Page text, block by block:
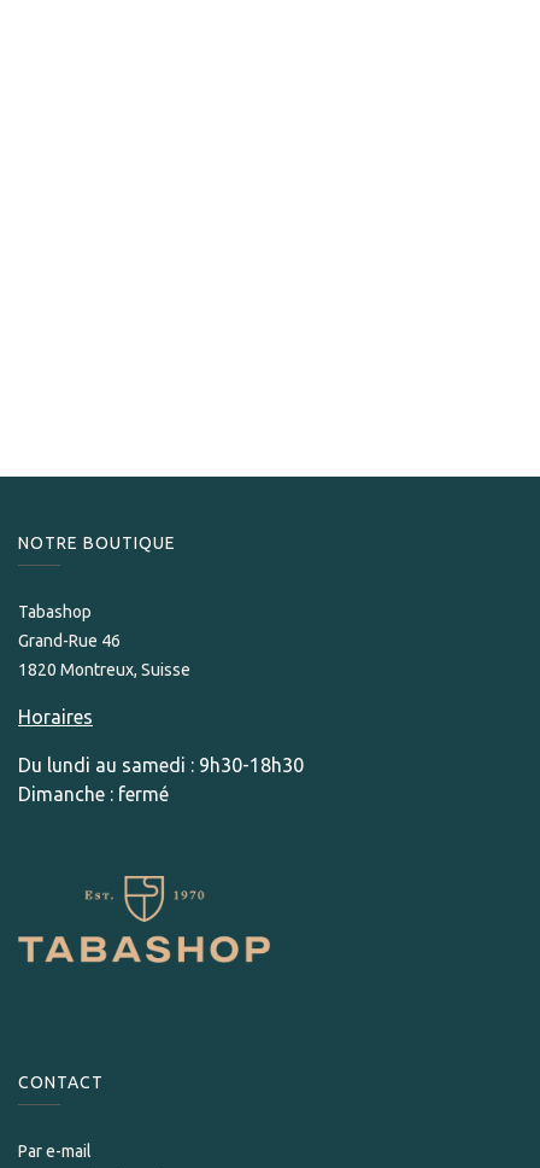
NOTRE BOUTIQUE
Tabashop
Grand-Rue 46
1820 Montreux, Suisse
Horaires
Du lundi au samedi : 9h30-18h30
Dimanche : fermé
CONTACT
Par e-mail